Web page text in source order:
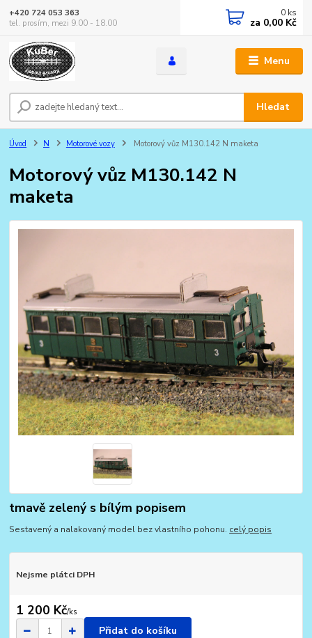
Menu
Hledat
+420 724 053 363
tel. prosím, mezi 9.00 - 18.00
0 ks
za 0,00 Kč
Úvod N Motorové vozy Motorový vůz M130.142 N maketa
Motorový vůz M130.142 N
maketa
tmavě zelený s bílým popisem
Sestavený a nalakovaný model bez vlastního pohonu. celý popis
Nejsme plátci DPH
1 200 Kč/ks
Přidat do košíku